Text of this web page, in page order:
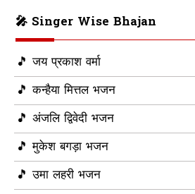
🎤 Singer Wise Bhajan
🎵 जय प्रकाश वर्मा
🎵 कन्हैया मित्तल भजन
🎵 अंजलि द्विवेदी भजन
🎵 मुकेश बगड़ा भजन
🎵 उमा लहरी भजन